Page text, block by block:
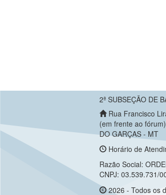
2ª SUBSEÇÃO DE
Rua Francisco
(em frente ao
DO GARÇAS - MT
Horário de
Razão Social:
CNPJ: 03.539.731/
2026 - Todos os